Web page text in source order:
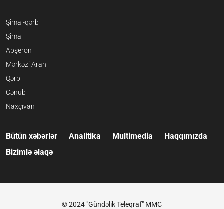
Şimal-qərb
Şimal
Abşeron
Mərkəzi Aran
Qərb
Cənub
Naxçıvan
Bütün xəbərlər Analitika Multimedia
Haqqımızda
Bizimlə əlaqə
© 2024 "Gündəlik Teleqraf" MMC